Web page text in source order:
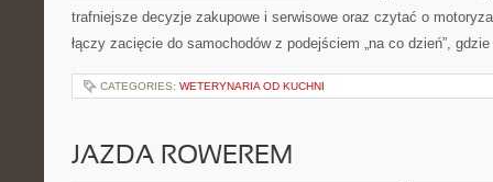
trafniejsze decyzje zakupowe i serwisowe oraz czytać o
łączy zacięcie do samochodów z podejściem „na co dzień”,
CATEGORIES: WETERYNARIA OD KUCHNI
JAZDA ROWEREM